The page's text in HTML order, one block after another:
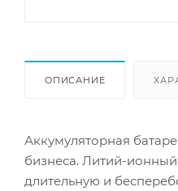
ОПИСАНИЕ
Аккумуляторная
бизнеса. Литий-ионный
длительную и